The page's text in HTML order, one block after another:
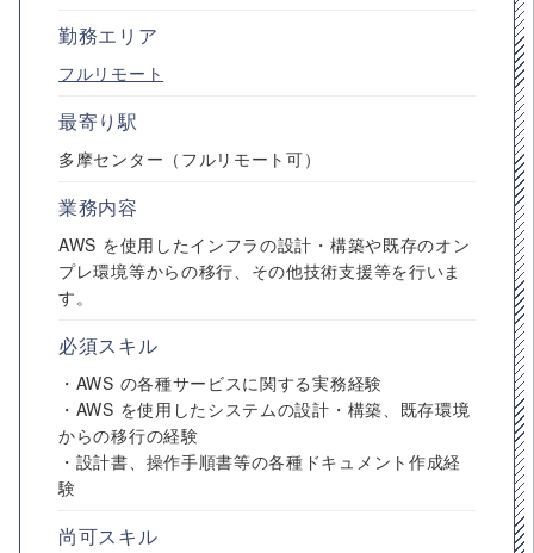
勤務エリア
フルリモート
最寄り駅
多摩センター（フルリモート可）
業務内容
AWS を使用したインフラの設計・構築や既存のオン
プレ環境等からの移行、その他技術支援等を行いま
す。
必須スキル
・AWS の各種サービスに関する実務経験
・AWS を使用したシステムの設計・構築、既存環境
からの移行の経験
・設計書、操作手順書等の各種ドキュメント作成経
験
尚可スキル